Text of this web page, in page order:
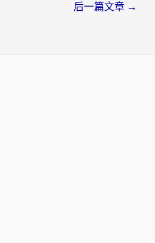
后一篇文章 →